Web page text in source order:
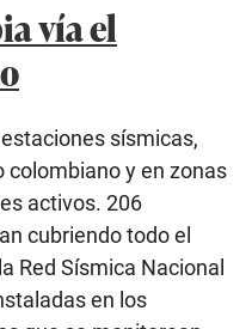
vía el
sísmicas,
colombiano y en zonas
activos. 206
cubriendo todo el
Red Sísmica Nacional
en los